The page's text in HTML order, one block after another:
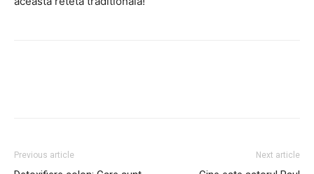
Previous article Next article